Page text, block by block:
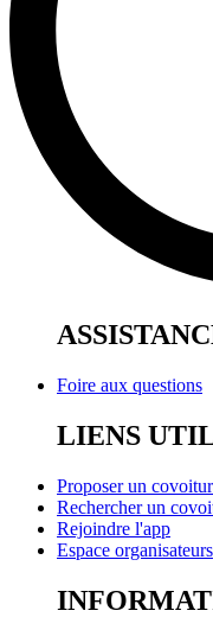
Foire aux questions
LIENS
Proposer un
Rechercher un
Rejoindre l'app
Espace organisateurs